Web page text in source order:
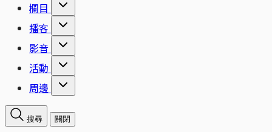
欄目
播客
影音
活動
周邊
搜尋 關閉